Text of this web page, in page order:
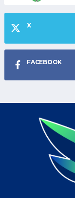
X
FACEBOOK